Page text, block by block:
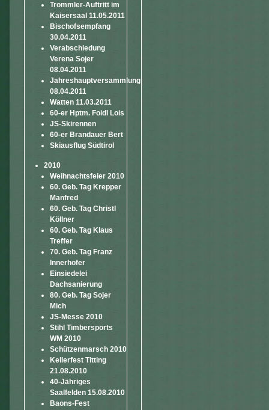
Trommler-Auftritt im
Kaisersaal 11.05.2011
Bischofsempfang
30.04.2011
Verabschiedung
Verena Sojer
08.04.2011
Jahreshauptversammlung
08.04.2011
Watten 11.03.2011
60-er Hptm. Foidl Lois
JS-Skirennen
60-er Brandauer Bert
Skiausflug Südtirol
2010
Weihnachtsfeier 2010
60. Geb. Tag Krepper
Manfred
60. Geb. Tag Christl
Köllner
60. Geb. Tag Klaus
Treffer
70. Geb. Tag Franz
Innerhofer
Einsiedelei
Dachsanierung
80. Geb. Tag Sojer
Mich
JS-Messe 2010
Stihl Timbersports
WM 2010
Schützenmarsch 2010
Kellerfest Titting
21.08.2010
40-Jähriges
Saalfelden 15.08.2010
Baons-Fest